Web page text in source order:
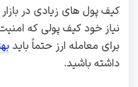
کیف پول های زیادی در
نیاز خود کیف پولی که امنیت
برای معامله ارز حتماً باید
داشته باشید.